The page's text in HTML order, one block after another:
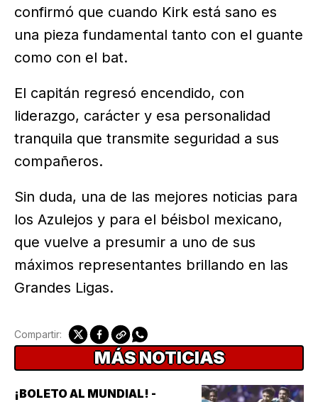
confirmó que cuando Kirk está sano es
una pieza fundamental tanto con el guante
como con el bat.
El capitán regresó encendido, con
liderazgo, carácter y esa personalidad
tranquila que transmite seguridad a sus
compañeros.
Sin duda, una de las mejores noticias para
los Azulejos y para el béisbol mexicano,
que vuelve a presumir a uno de sus
máximos representantes brillando en las
Grandes Ligas.
Compartir:
MÁS NOTICIAS
¡BOLETO AL MUNDIAL! -